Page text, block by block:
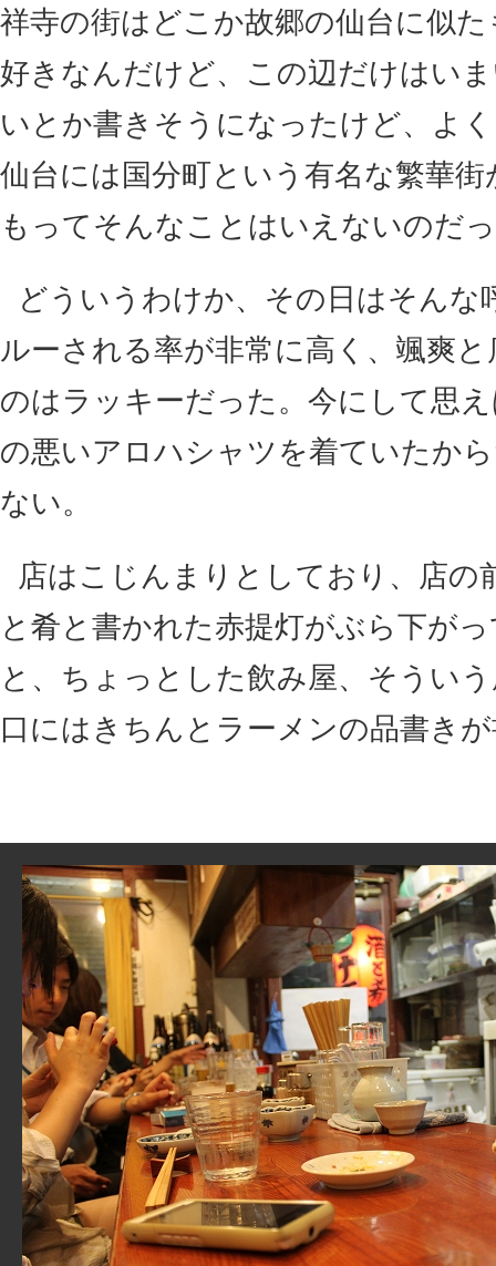
祥寺の街はどこか故郷の仙台に似
好きなんだけど、この辺だけはい
いとか書きそうになったけど、よ
仙台には国分町という有名な繁華
もってそんなことはいえないのだ
どういうわけか、その日はそんな
ルーされる率が非常に高く、颯爽
のはラッキーだった。今にして思
の悪いアロハシャツを着ていたか
ない。
店はこじんまりとしており、店の
と肴と書かれた赤提灯がぶら下が
と、ちょっとした飲み屋、そうい
口にはきちんとラーメンの品書き